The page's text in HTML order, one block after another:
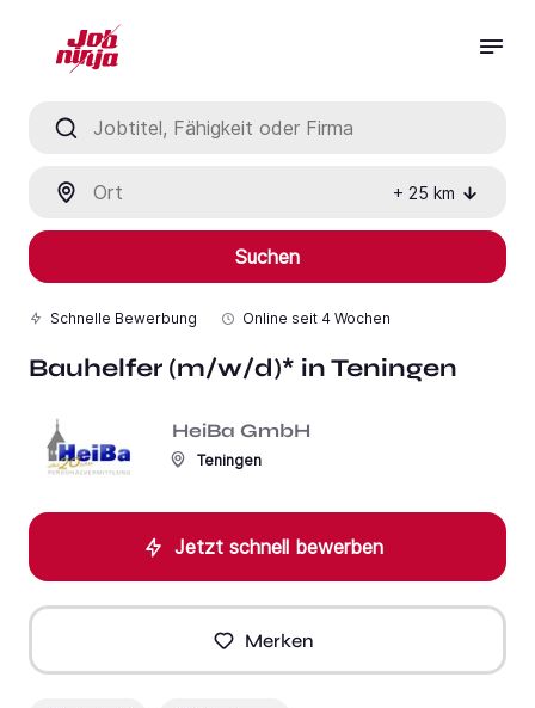
+ 25 km
Suchen
Schnelle Bewerbung Online seit 4 Wochen
Bauhelfer (m/w/d)* in Teningen
HeiBa GmbH
Teningen
Jetzt schnell bewerben
Merken